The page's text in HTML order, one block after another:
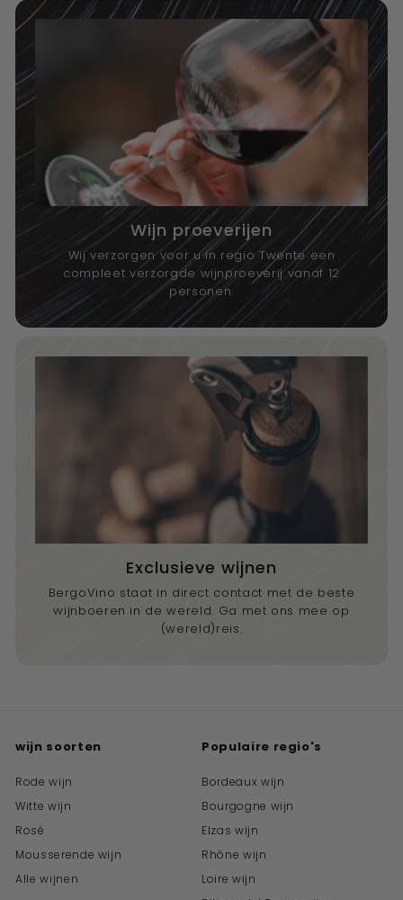
Wijn proeverijen
Wij verzorgen voor u in regio Twente een
compleet verzorgde wijnproeverij vanaf 12
personen.
Exclusieve wijnen
BergoVino staat in direct contact met de beste
wijnboeren in de wereld. Ga met ons mee op
(wereld)reis.
wijn soorten
Rode wijn
Witte wijn
Rosé
Mousserende wijn
Alle wijnen
Populaire regio's
Bordeaux wijn
Bourgogne wijn
Elzas wijn
Rhône wijn
Loire wijn